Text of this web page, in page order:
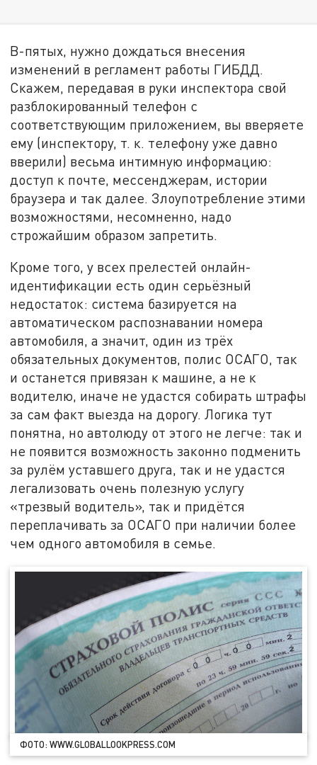
В-пятых, нужно дождаться внесения
изменений в регламент работы ГИБДД.
Скажем, передавая в руки инспектора свой
разблокированный телефон с
соответствующим приложением, вы вверяете
ему (инспектору, т. к. телефону уже давно
вверили) весьма интимную информацию:
доступ к почте, мессенджерам, истории
браузера и так далее. Злоупотребление этими
возможностями, несомненно, надо
строжайшим образом запретить.
Кроме того, у всех прелестей онлайн-
идентификации есть один серьёзный
недостаток: система базируется на
автоматическом распознавании номера
автомобиля, а значит, один из трёх
обязательных документов, полис ОСАГО, так
и останется привязан к машине, а не к
водителю, иначе не удастся собирать штрафы
за сам факт выезда на дорогу. Логика тут
понятна, но автолюду от этого не легче: так и
не появится возможность законно подменить
за рулём уставшего друга, так и не удастся
легализовать очень полезную услугу
«трезвый водитель», так и придётся
переплачивать за ОСАГО при наличии более
чем одного автомобиля в семье.
ФОТО: WWW.GLOBALLOOKPRESS.COM